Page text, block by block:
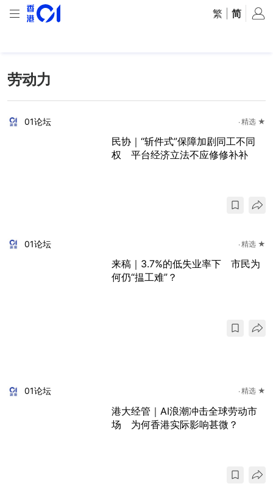
繁 简
劳动力
01论坛 精选 ★
民协｜“斩件式”保障加剧同工不同
权 平台经济立法不应修修补补
01论坛 精选 ★
来稿｜3.7%的低失业率下 市民为
何仍“揾工难”？
01论坛 精选 ★
港大经管｜AI浪潮冲击全球劳动市
场 为何香港实际影响甚微？